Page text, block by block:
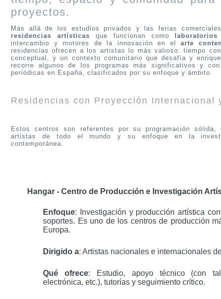
proyectos.
Más allá de los estudios privados y las ferias
residencias artísticas que funcionan como
intercambio y motores de la innovación en elarte
residencias ofrecen a los artistas lo más valioso: tiempo
conceptual, y un contexto comunitario que desafía y
recorre algunos de los programas más significativos y
periódicas en España, clasificados por su enfoque y ámbito.
Residencias con Proyección Internacional
Estos centros son referentes por su programación sólida,
artistas de todo el mundo y su enfoque en la
contemporánea.
Hangar - Centro de Producción e Investigación
Enfoque: Investigación y producción artística
soportes. Es uno de los centros de producción
Europa.
Dirigido a: Artistas nacionales e internacionales
Qué ofrece: Estudio, apoyo técnico (con
electrónica, etc.), tutorías y seguimiento crítico.